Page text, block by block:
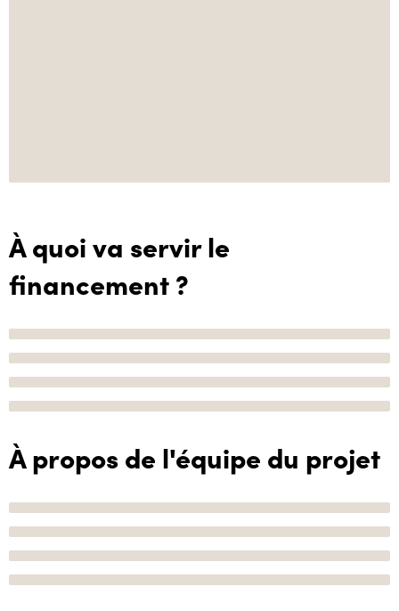
À quoi va servir le
financement ?
À propos de l'équipe du projet